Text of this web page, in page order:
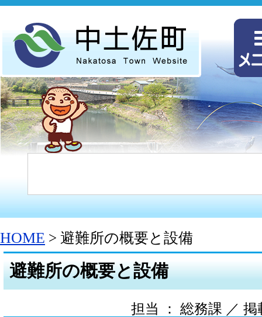
HOME > 避難所の概要と設備
避難所の概要と設備
担当 ： 総務課 ／ 掲